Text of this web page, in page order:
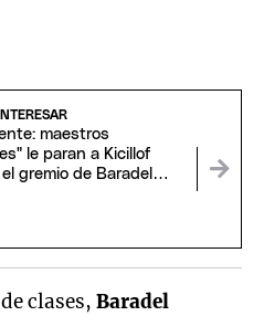
maestros
le paran a Kicillof
gremio de Baradel
clases,Baradel